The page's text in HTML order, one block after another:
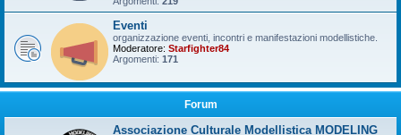
Eventi
organizzazione eventi, incontri e manifestazioni modellistiche.
Moderatore: Starfighter84
Argomenti: 171
Forum
Associazione Culturale Modellistica MODELING